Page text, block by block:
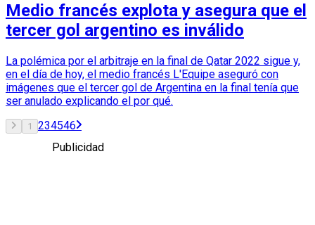
Medio francés explota y asegura que el
tercer gol argentino es inválido
La polémica por el arbitraje en la final de Qatar 2022 sigue y,
en el día de hoy, el medio francés L'Equipe aseguró con
imágenes que el tercer gol de Argentina en la final tenía que
ser anulado explicando el por qué.
1 234546
Publicidad